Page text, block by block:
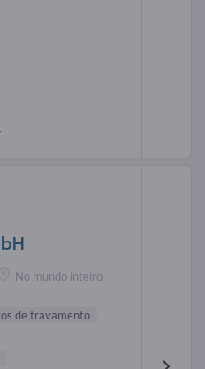
No mundo inteiro
de travamento